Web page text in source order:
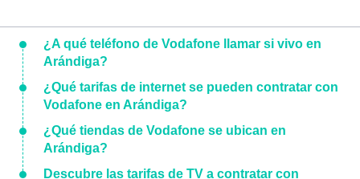
¿A qué teléfono de Vodafone llamar si vivo en
Arándiga?
¿Qué tarifas de internet se pueden contratar con
Vodafone en Arándiga?
¿Qué tiendas de Vodafone se ubican en
Arándiga?
Descubre las tarifas de TV a contratar con